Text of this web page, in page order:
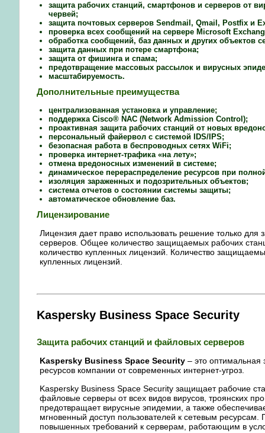
защита рабочих станций, смартфонов и серверов от
червей;
защита почтовых серверов Sendmail, Qmail, Postfix и
проверка всех сообщений на сервере Microsoft
обработка сообщений, баз данных и других объектов
защита данных при потере смартфона;
защита от фишинга и спама;
предотвращение массовых рассылок и вирусных
масштабируемость.
Дополнительные преимущества
централизованная установка и управление;
поддержка Cisco® NAC (Network Admission Control);
проактивная защита рабочих станций от новых
персональный файервол с системой IDS/IPS;
безопасная работа в беспроводных сетях WiFi;
проверка интернет-трафика «на лету»;
отмена вредоносных изменений в системе;
динамическое перераспределение ресурсов при
изоляция зараженных и подозрительных объектов;
система отчетов о состоянии системы защиты;
автоматическое обновление баз.
Лицензирование
Лицензия дает право использовать решение только
серверов. Общее количество защищаемых рабочих
количество купленных лицензий. Количество
купленных лицензий.
Kaspersky Business Space Security
Защита рабочих станций и файловых серверов
Kaspersky Business Space Security– это
ресурсов компании от современных интернет-угроз.
Kaspersky Business Space Security защищает рабочие
файловые серверы от всех видов вирусов, троянских
предотвращает вирусные эпидемии, а также
мгновенный доступ пользователей к сетевым ресурсам.
повышенных требований к серверам, работающим в